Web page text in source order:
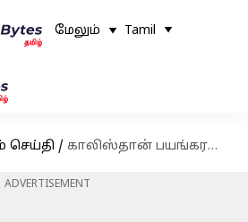
மேலும் Tamil
செய்தி / காலிஸ்தான் பயங்கரவாதி பன்னூனை கொலை செய்ய முயற்சி: இந்திய அரசை சந்தேகிக்கும் அமெரிக்கா
ADVERTISEMENT